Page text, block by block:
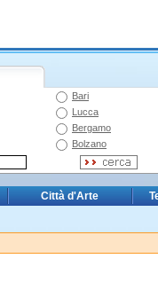
Bari
Lucca
Bergamo
Bolzano
Città d'Arte